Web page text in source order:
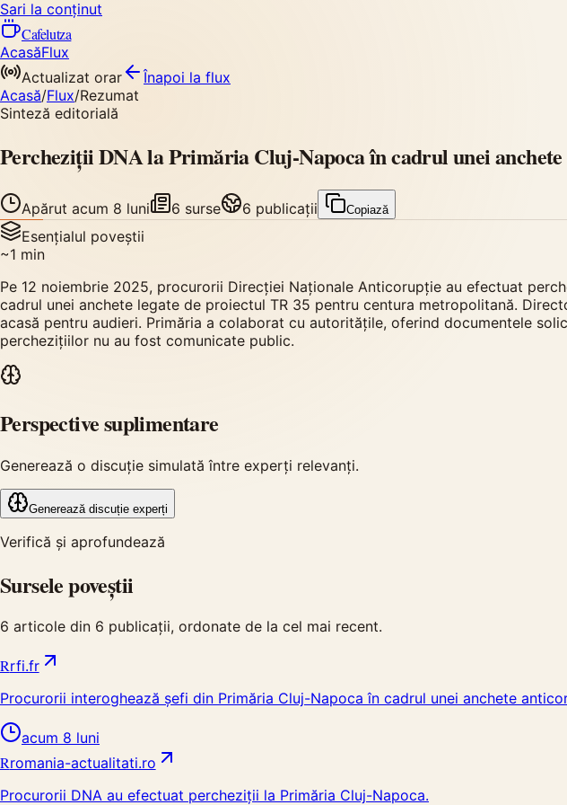
Sari la conținut
Cafelutza
AcasăFlux
Actualizat orar
Înapoi la flux
Acasă/Flux/Rezumat
Sinteză editorială
Percheziții DNA la Primăria Cluj-Napoca în cadrul unei
Apărut acum 8 luni 6 surse 6 publicații Copiază
Esențialul poveștii
~1 min
Pe 12 noiembrie 2025, procurorii Direcției Naționale Anticorupție au efectuat
cadrul unei anchete legate de proiectul TR 35 pentru centura metropolitană.
acasă pentru audieri. Primăria a colaborat cu autoritățile, oferind documentele
perchezițiilor nu au fost comunicate public.
Perspective suplimentare
Generează o discuție simulată între experți relevanți.
Generează discuție experți
Verifică și aprofundează
Sursele poveștii
6 articole din 6 publicații, ordonate de la cel mai recent.
Rrfi.fr
Procurorii interoghează șefi din Primăria Cluj-Napoca în cadrul unei anchete
acum 8 luni
Rromania-actualitati.ro
Procurorii DNA au efectuat percheziții la Primăria Cluj-Napoca.